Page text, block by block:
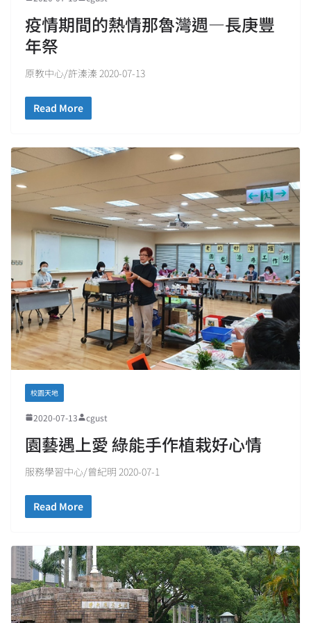
疫情期間的熱情那魯灣週—長庚豐
年祭
原教中心/許溱溱 2020-07-13
Read More
校園天地
2020-07-13 cgust
園藝遇上愛 綠能手作植栽好心情
服務學習中心/曾紀明 2020-07-1
Read More